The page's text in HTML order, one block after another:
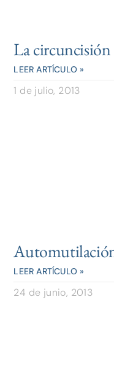
La
LEER ARTÍCULO »
1 de julio, 2013
LEER ARTÍCULO »
24 de junio, 2013